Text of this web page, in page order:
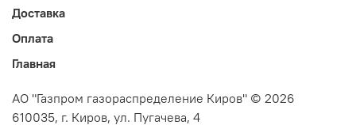
Доставка
Оплата
Главная
АО "Газпром газораспределение Киров" © 2026
610035, г. Киров, ул. Пугачева, 4